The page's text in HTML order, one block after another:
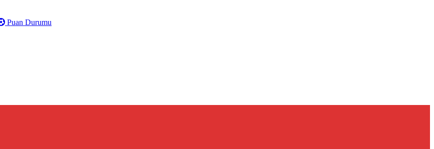
Puan Durumu